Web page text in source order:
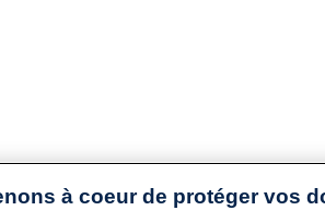
à coeur de protéger vos